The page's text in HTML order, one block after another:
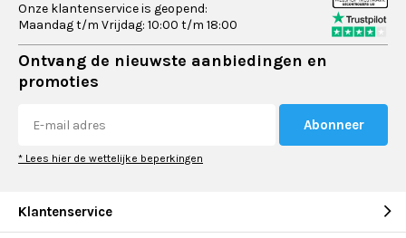
Onze klantenservice is geopend:
Maandag t/m Vrijdag: 10:00 t/m 18:00
Ontvang de nieuwste aanbiedingen en
promoties
Abonneer
* Lees hier de wettelijke beperkingen
Klantenservice